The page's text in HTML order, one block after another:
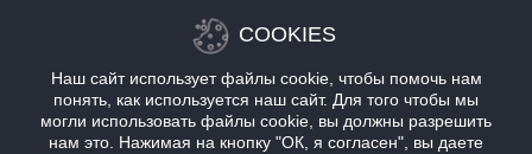
COOKIES
Наш сайт использует файлы cookie, чтобы помочь нам
понять, как используется наш сайт. Для того чтобы мы
могли использовать файлы cookie, вы должны разрешить
нам это. Нажимая на кнопку "ОК, я согласен", вы даете